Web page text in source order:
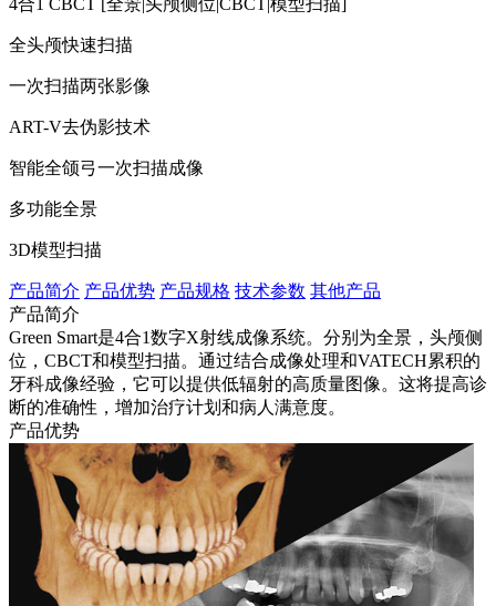
4合1 CBCT [全景|头颅侧位|CBCT|模型扫描]
全头颅快速扫描
一次扫描两张影像
ART-V去伪影技术
智能全颌弓一次扫描成像
多功能全景
3D模型扫描
产品简介 产品优势 产品规格 技术参数 其他产品
产品简介
Green Smart是4合1数字X射线成像系统。分别为全景，头颅侧
位，CBCT和模型扫描。通过结合成像处理和VATECH累积的
牙科成像经验，它可以提供低辐射的高质量图像。这将提高诊
断的准确性，增加治疗计划和病人满意度。
产品优势